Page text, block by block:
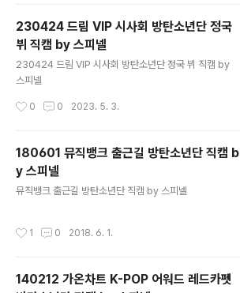
230424 드림 VIP 시사회 방탄소년단 정국
뷔 직캠 by 스피넬
230424 드림 VIP 시사회 방탄소년단 정국 뷔 직캠 by
스피넬
0 0 2023. 5. 3.
180601 뮤직뱅크 출근길 방탄소년단 직캠 b
y 스피넬
뮤직뱅크 출근길 방탄소년단 직캠 by 스피넬
1 0 2018. 6. 1.
140212 가온차트 K-POP 어워드 레드카펫